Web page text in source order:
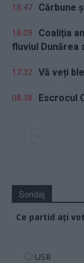
18.47 Cărbune
18.09
Coaliția
fluviul Dunărea
17.32 Vă veți
08.38 Escrocul
Sondaj
Ce partid ați
USR